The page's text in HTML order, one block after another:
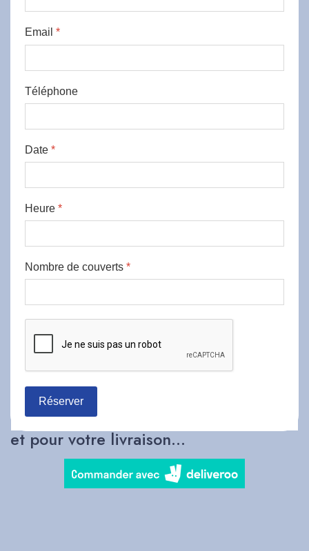
Email *
Téléphone
Date *
Heure *
Nombre de couverts *
Réserver
et pour votre livraison...